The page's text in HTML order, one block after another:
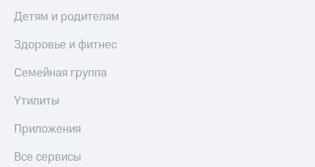
Детям и родителям
Здоровье и фитнес
Семейная группа
Утилиты
Приложения
Все сервисы